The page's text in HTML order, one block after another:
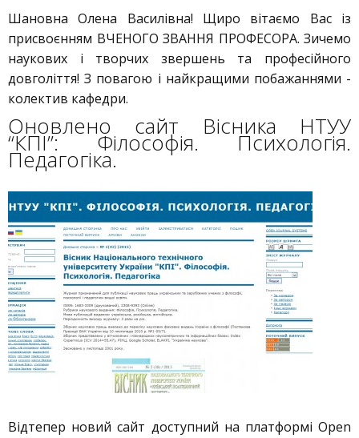
Шановна Олена Василівна! Щиро вітаємо Вас із
присвоєнням ВЧЕНОГО ЗВАННЯ ПРОФЕСОРА. Зичемо
наукових і творчих звершень та професійного
довголіття! З повагою і найкращими побажаннями -
колектив кафедри.
Оновлено сайт Вісника НТУУ
“КПІ”: Філософія. Психологія.
Педагогіка.
Відтепер новий сайт доступний на платформі Open